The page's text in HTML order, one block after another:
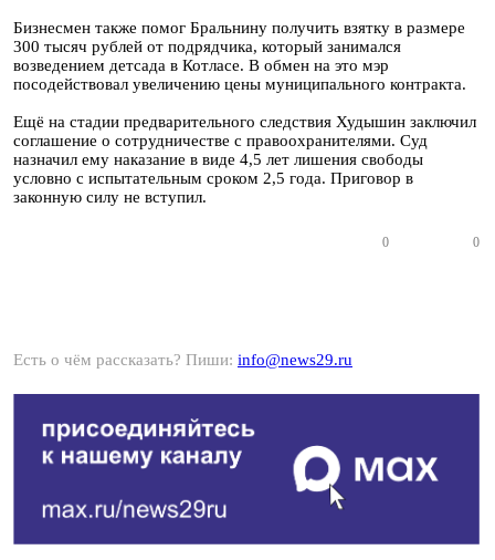
Бизнесмен также помог Бральнину получить взятку в размере
300 тысяч рублей от подрядчика, который занимался
возведением детсада в Котласе. В обмен на это мэр
посодействовал увеличению цены муниципального контракта.
Ещё на стадии предварительного следствия Худышин заключил
соглашение о сотрудничестве с правоохранителями. Суд
назначил ему наказание в виде 4,5 лет лишения свободы
условно с испытательным сроком 2,5 года. Приговор в
законную силу не вступил.
0 0
Есть о чём рассказать? Пиши: info@news29.ru